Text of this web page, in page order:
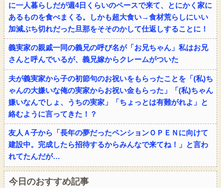
に一人暮らしだが週4日くらいのペースで来て、とにかく家に
あるものを食べまくる。しかも超大食い→食材荒らしにいい
加減ぶち切れだった旦那をそそのかして仕返しすることに！
義実家の親戚一同の義兄の呼び名が「お兄ちゃん」私はお兄
さんと呼んでいるが、義兄嫁からクレームがついた
夫が義実家から子の初節句のお祝いをもらったことを「(私)ち
ゃんの大嫌いな俺の実家からお祝い金もらった」「(私)ちゃん
嫌いなんでしょ、うちの実家」「ちょっとは有難がれよ」と
絡むように言ってきた！？
友人Ａ子から「長年の夢だったペンションＯＰＥＮに向けて
建設中。完成したら招待するからみんなで来てね！」と言わ
れてたんだが…
今日のおすすめ記事